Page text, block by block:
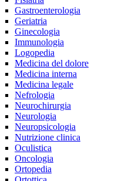
Gastroenterologia
Geriatria
Ginecologia
Immunologia
Logopedia
Medicina del dolore
Medicina interna
Medicina legale
Nefrologia
Neurochirurgia
Neurologia
Neuropsicologia
Nutrizione clinica
Oculistica
Oncologia
Ortopedia